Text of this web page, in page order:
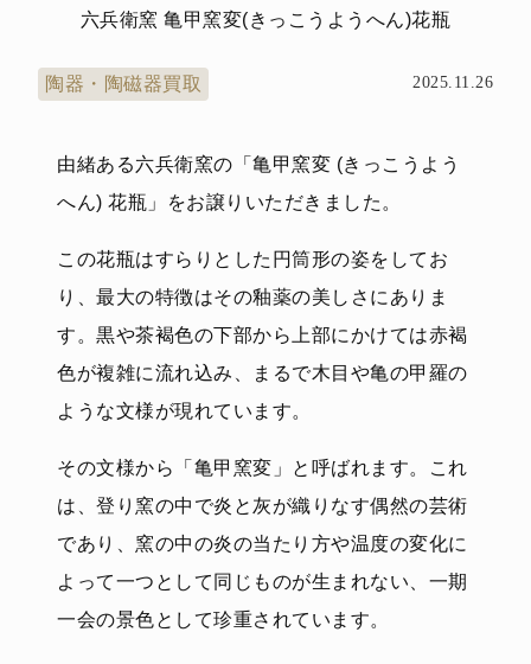
六兵衛窯 亀甲窯変(きっこうようへん)花瓶
陶器・陶磁器買取 2025.11.26
由緒ある六兵衛窯の「亀甲窯変 (きっこうよう
へん) 花瓶」をお譲りいただきました。
この花瓶はすらりとした円筒形の姿をしてお
り、最大の特徴はその釉薬の美しさにありま
す。黒や茶褐色の下部から上部にかけては赤褐
色が複雑に流れ込み、まるで木目や亀の甲羅の
ような文様が現れています。
その文様から「亀甲窯変」と呼ばれます。これ
は、登り窯の中で炎と灰が織りなす偶然の芸術
であり、窯の中の炎の当たり方や温度の変化に
よって一つとして同じものが生まれない、一期
一会の景色として珍重されています。